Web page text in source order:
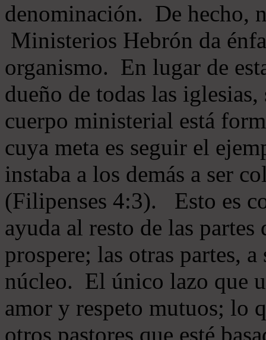
denominación. De hecho,
Ministerios Hebrón da
organismo. En lugar de
dueño de todas las
cuerpo ministerial está
cuya meta es seguir el
instaba a los demás a ser
(Filipenses 4:3). Esto es
ayuda al resto de las
prospere; las otras partes,
núcleo. El único lazo que
amor y respeto mutuos; lo
otros pastores que esté